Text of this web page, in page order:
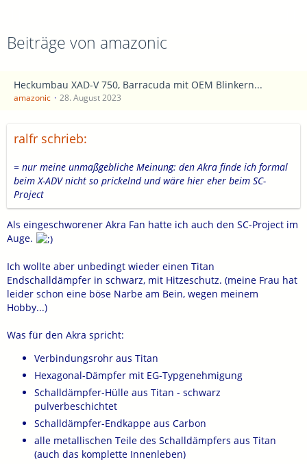
Beiträge von amazonic
Heckumbau XAD-V 750, Barracuda mit OEM Blinkern...
amazonic 28. August 2023
ralfr schrieb:
= nur meine unmaßgebliche Meinung: den Akra finde ich formal
beim X-ADV nicht so prickelnd und wäre hier eher beim SC-
Project
Als eingeschworener Akra Fan hatte ich auch den SC-Project im
Auge.
Ich wollte aber unbedingt wieder einen Titan
Endschalldämpfer in schwarz, mit Hitzeschutz. (meine Frau hat
leider schon eine böse Narbe am Bein, wegen meinem
Hobby...)
Was für den Akra spricht:
Verbindungsrohr aus Titan
Hexagonal-Dämpfer mit EG-Typgenehmigung
Schalldämpfer-Hülle aus Titan - schwarz
pulverbeschichtet
Schalldämpfer-Endkappe aus Carbon
alle metallischen Teile des Schalldämpfers aus Titan
(auch das komplette Innenleben)